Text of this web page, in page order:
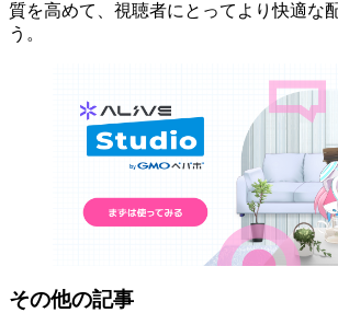
質を高めて、視聴者にとってより快適な
う。
その他の記事